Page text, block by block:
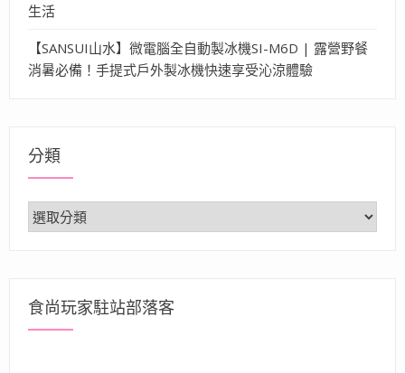
生活
【SANSUI山水】微電腦全自動製冰機SI-M6D | 露營野餐
消暑必備！手提式戶外製冰機快速享受沁涼體驗
分類
分
類
食尚玩家駐站部落客